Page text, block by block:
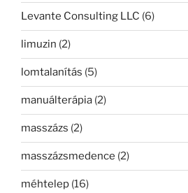
Levante Consulting LLC (6)
limuzin (2)
lomtalanítás (5)
manuálterápia (2)
masszázs (2)
masszázsmedence (2)
méhtelep (16)